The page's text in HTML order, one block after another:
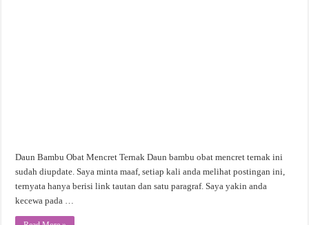
Daun Bambu Obat Mencret Ternak Daun bambu obat mencret ternak ini
sudah diupdate. Saya minta maaf, setiap kali anda melihat postingan ini,
ternyata hanya berisi link tautan dan satu paragraf. Saya yakin anda
kecewa pada …